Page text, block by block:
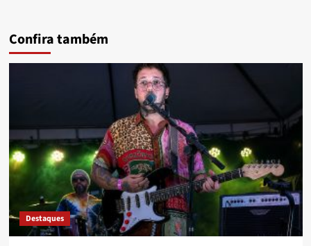
Confira também
Destaques